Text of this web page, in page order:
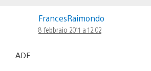
FrancesRaimondo
8 febbraio 2011 a 12:02
ADF